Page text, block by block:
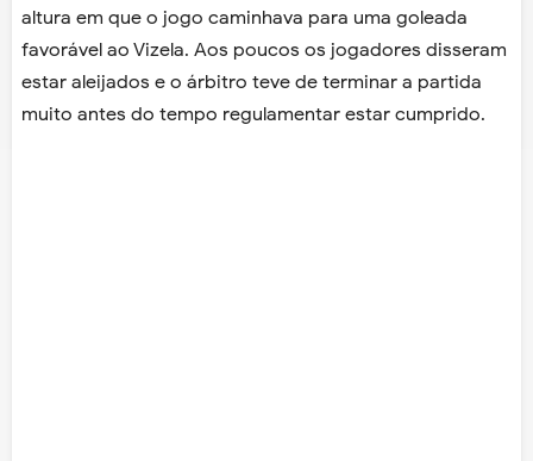
altura em que o jogo caminhava para uma goleada
favorável ao Vizela. Aos poucos os jogadores disseram
estar aleijados e o árbitro teve de terminar a partida
muito antes do tempo regulamentar estar cumprido.